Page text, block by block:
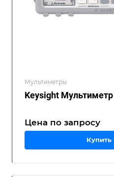
Мультиметры
Keysight Мультиметр
Цена по запросу
Купить